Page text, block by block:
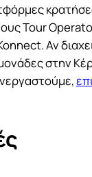
Tour
Αν
στην